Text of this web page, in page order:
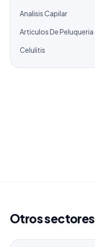
Analisis Capilar
Articulos De Peluqueria
Celulitis
Otros sectores